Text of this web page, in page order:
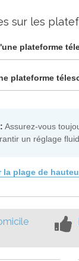
sur les
plateforme
plateforme
Assurez-vous
un réglage
la plage de